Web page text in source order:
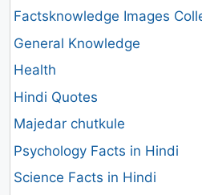
Factsknowledge Images
General Knowledge
Health
Hindi Quotes
Majedar chutkule
Psychology Facts in Hindi
Science Facts in Hindi